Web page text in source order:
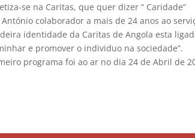
se na Caritas, que quer dizer “ Caridade”
António colaborador a mais de 24 anos ao
identidade da Caritas de Angola esta
e promover o individuo na sociedade”.
programa foi ao ar no dia 24 de Abril de